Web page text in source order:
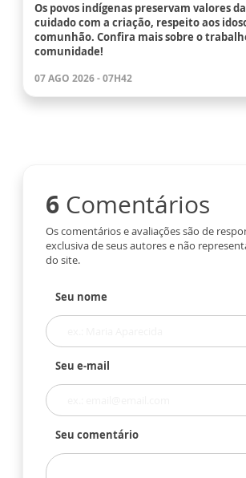
Os povos indígenas preservam valores
cuidado com a criação, respeito aos
comunhão. Confira mais sobre o
comunidade!
07 AGO 2026 - 07H42
6 Comentários
Os comentários e avaliações são de
exclusiva de seus autores e não
do site.
Seu nome
Seu e-mail
Seu comentário